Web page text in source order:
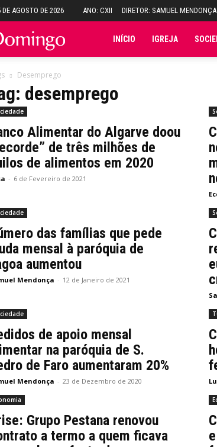
DE AGOSTO DE 2026 ANO: CXII DIRETOR: SAMUEL MENDONÇA
Folha INÍCIO IGREJA
Desemprego
desemprego
Alimentar do Algarve doou
de três milhões de
de alimentos em 2020
- 6 de Fevereiro de 2021
das famílias que pede
mensal à paróquia de
aumentou
Mendonça - 12 de Janeiro de 2021
de apoio mensal
na paróquia de S.
de Faro aumentaram 20%
Mendonça - 23 de Dezembro de 2020
Grupo Pestana renovou
a termo a quem ficava